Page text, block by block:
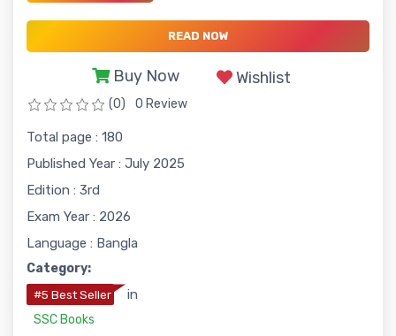
READ NOW
Buy Now Wishlist
(0) 0 Review
Total page : 180
Published Year : July 2025
Edition : 3rd
Exam Year : 2026
Language : Bangla
Category:
#5 Best Seller in
SSC Books